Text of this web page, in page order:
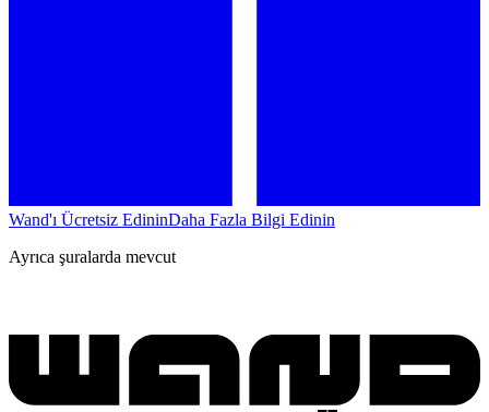
Wand'ı Ücretsiz EdininDaha Fazla Bilgi Edinin
Ayrıca şuralarda mevcut